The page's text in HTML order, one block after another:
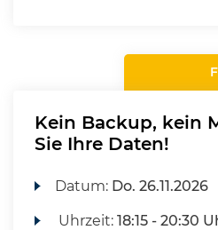
Kein Backup, kein
Sie Ihre Daten!
Datum: Do. 26.11.2026
Uhrzeit:18:15 - 20:30